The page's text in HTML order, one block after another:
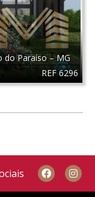
REF 6296
do Paraíso–MG